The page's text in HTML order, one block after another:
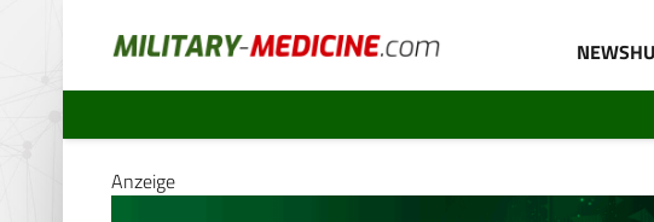
NEWS
Anzeige